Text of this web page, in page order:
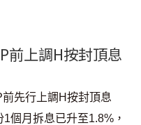
不負責。
查詢：
前上調H按封頂息
先行上調H按封頂息
個月拆息已升至1.8%，